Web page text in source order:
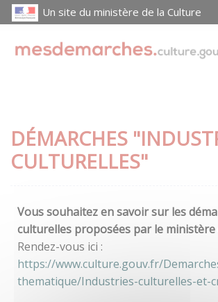
Un site du ministère de la Culture
DÉMARCHES
CULTURELLES"
Vous souhaitez en savoir sur les
culturelles proposées par le ministère
Rendez-vous ici :
https://www.culture.gouv.fr/
thematique/Industries-culturelles-et-